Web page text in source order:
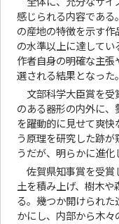
全体に、充分なサイ
感じられる内容である
の産地の特徴を示す
の水準以上に達して
作者自身の明確な主
選される結果となった。
文部科学大臣賞を受
のある器形の内外に
を躍動的に見せて爽
う原理を研究した跡
うだが、明らかに進化
佐賀県知事賞を受賞
土を積み上げ、樹木や
る。幾つか開けられた
かにし、内部から木々